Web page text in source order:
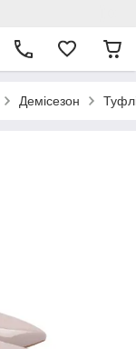
Демісезон